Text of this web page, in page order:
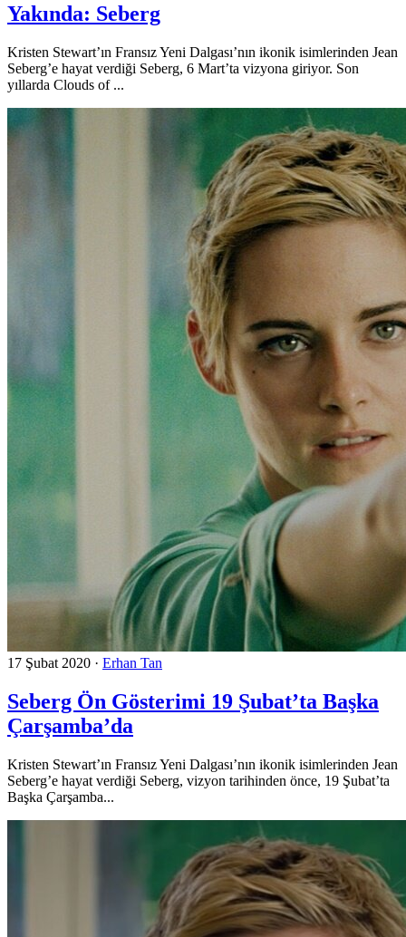
Yakında: Seberg
Kristen Stewart’ın Fransız Yeni Dalgası’nın ikonik isimlerinden Jean
Seberg’e hayat verdiği Seberg, 6 Mart’ta vizyona giriyor. Son
yıllarda Clouds of ...
17 Şubat 2020 · Erhan Tan
Seberg Ön Gösterimi 19 Şubat’ta Başka
Çarşamba’da
Kristen Stewart’ın Fransız Yeni Dalgası’nın ikonik isimlerinden Jean
Seberg’e hayat verdiği Seberg, vizyon tarihinden önce, 19 Şubat’ta
Başka Çarşamba...